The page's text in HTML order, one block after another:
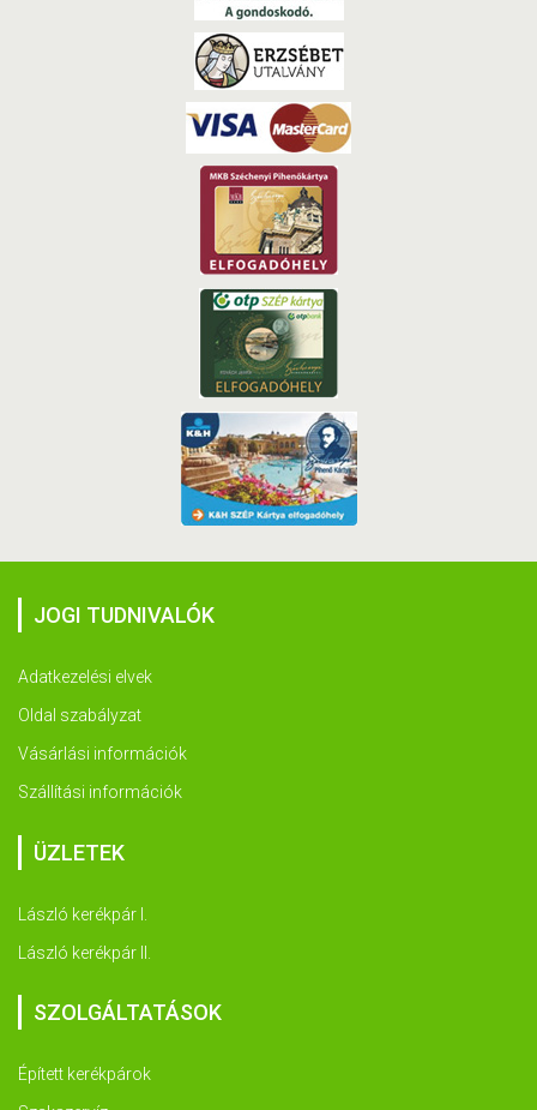
JOGI TUDNIVALÓK
Adatkezelési elvek
Oldal szabályzat
Vásárlási információk
Szállítási információk
ÜZLETEK
László kerékpár I.
László kerékpár II.
SZOLGÁLTATÁSOK
Épített kerékpárok